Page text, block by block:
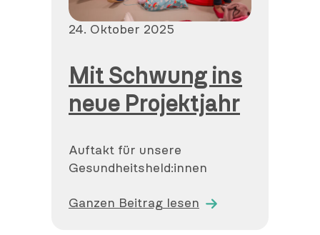
Veröffentlicht
24. Oktober 2025
Mit Schwung ins
neue Projektjahr
Auftakt für unsere
Gesundheitsheld:innen
Ganzen Beitrag lesen